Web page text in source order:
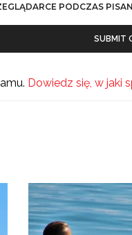
PODCZAS
Dowiedz się, w jaki